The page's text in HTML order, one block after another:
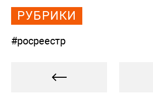
РУБРИКИ
#росреестр